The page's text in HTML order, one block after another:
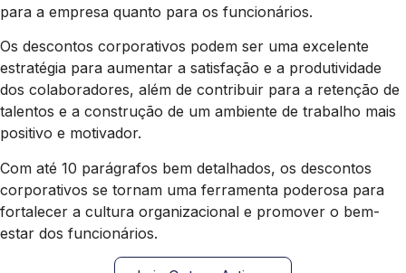
para a empresa quanto para os funcionários.
Os descontos corporativos podem ser uma excelente
estratégia para aumentar a satisfação e a produtividade
dos colaboradores, além de contribuir para a retenção de
talentos e a construção de um ambiente de trabalho mais
positivo e motivador.
Com até 10 parágrafos bem detalhados, os descontos
corporativos se tornam uma ferramenta poderosa para
fortalecer a cultura organizacional e promover o bem-
estar dos funcionários.